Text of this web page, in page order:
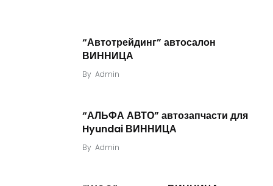
“Автотрейдинг” автосалон
ВИННИЦА
By Admin
“АЛЬФА АВТО” автозапчасти для
Hyundai ВИННИЦА
By Admin